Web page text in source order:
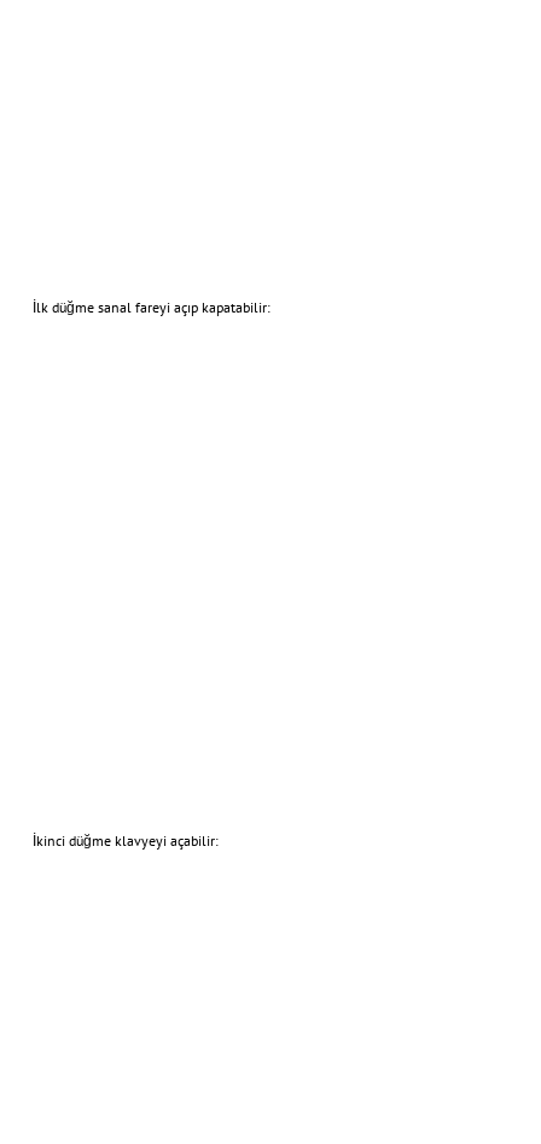
İlk düğme sanal fareyi açıp kapatabilir:
İkinci düğme klavyeyi açabilir: